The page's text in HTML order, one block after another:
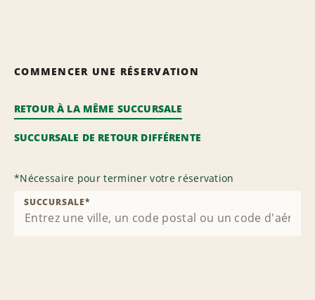
COMMENCER UNE RÉSERVATION
RETOUR À LA MÊME SUCCURSALE
SUCCURSALE DE RETOUR DIFFÉRENTE
*Nécessaire pour terminer votre réservation
SUCCURSALE*